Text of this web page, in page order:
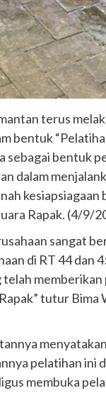
terus
bentuk
sebagai bentuk
dalam
Rapak. (4/9/
sangat
di RT 44 dan
tutur
pelatihan
membuka